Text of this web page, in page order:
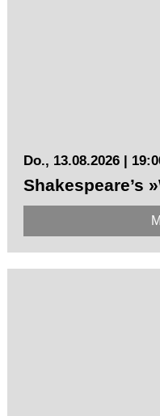
Do., 13.08.2026 |
Shakespeare’s